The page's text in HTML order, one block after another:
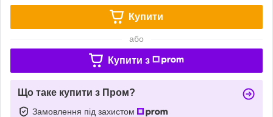
Купити
або
Купити з
Що таке купити з Пром?
Замовлення під захистом